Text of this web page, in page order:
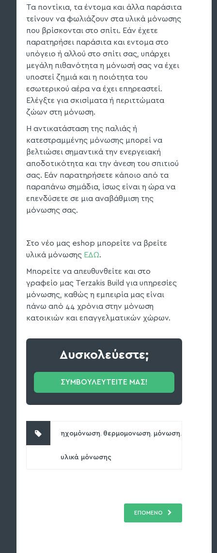
Τα ποντίκια, τα έντομα και άλλα παράσιτα
τείνουν να φωλιάζουν στα υλικά μόνωσης
που βρίσκονται στο σπίτι. Εάν έχετε
παρατηρήσει παράσιτα και εντομα στο
υπόγειο ή αλλού στο σπίτι σας, υπάρχει
μεγάλη πιθανότητα η μόνωσή σας να έχει
υποστεί ζημιά και η ποιότητα του
εσωτερικού αέρα να έχει επηρεαστεί.
Ελέγξτε για σκισίματα ή περιττώματα
ζώων στη μόνωση.
Η αντικατάσταση της παλιάς ή
κατεστραμμένης μόνωσης μπορεί να
βελτιώσει σημαντικά την ενεργειακή
αποδοτικότητα και την άνεση του σπιτιού
σας. Εάν παρατηρήσετε κάποιο από τα
παραπάνω σημάδια, ίσως είναι η ώρα να
επενδύσετε σε μια αναβάθμιση της
μόνωσης σας.
Στο νέο μας eshop μπορείτε να βρείτε
υλικά μόνωσης ΕΔΩ.
Μπορείτε να απευθυνθείτε και στο
γραφείο μας Terzakis Build για υπηρεσίες
μόνωσης, καθώς η εμπειρία μας είναι
πάνω από 44 χρόνια στην μόνωση
κατοικιών και επαγγελματικών χώρων.
Δυσκολεύεστε;
ΣΥΜΒΟΥΛΕΥΤΕΙΤΕ ΜΑΣ!
ηχομόνωση, θερμομονωση, μόνωση,
υλικά μόνωσης
ΕΠΟΜΕΝΟ